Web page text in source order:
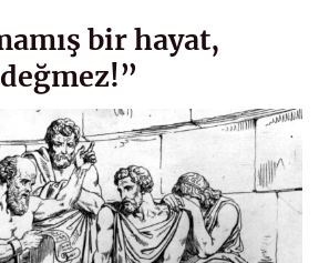
bir hayat,